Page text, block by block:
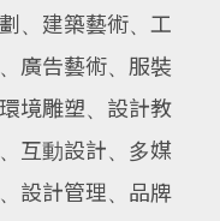
、建築藝術、工
廣告藝術、服裝
境雕塑、設計教
互動設計、多媒
設計管理、品牌